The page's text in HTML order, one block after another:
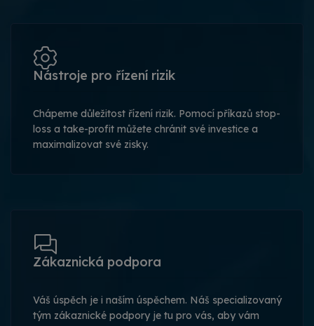
Nástroje pro řízení rizik
Chápeme důležitost řízení rizik. Pomocí příkazů stop-
loss a take-profit můžete chránit své investice a
maximalizovat své zisky.
Zákaznická podpora
Váš úspěch je i naším úspěchem. Náš specializovaný
tým zákaznické podpory je tu pro vás, aby vám